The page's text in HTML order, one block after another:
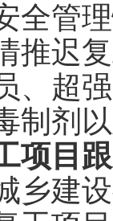
全管
推迟
、超
制剂
项目
乡建